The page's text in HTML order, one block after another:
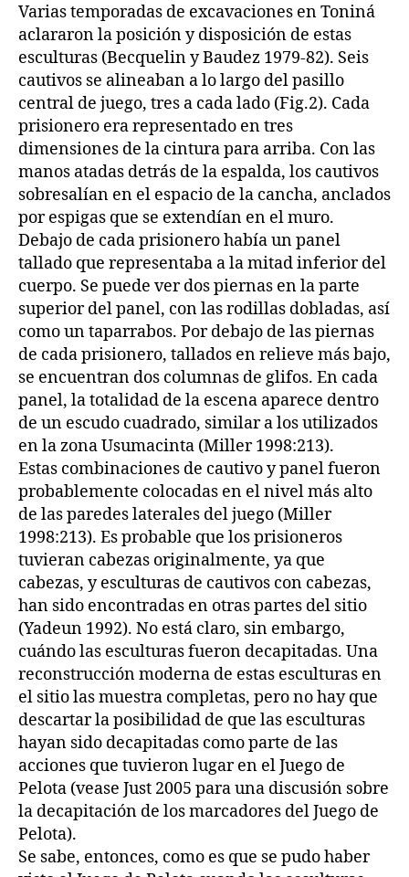
Varias temporadas de excavaciones en Toniná
aclararon la posición y disposición de estas
esculturas (Becquelin y Baudez 1979-82). Seis
cautivos se alineaban a lo largo del pasillo
central de juego, tres a cada lado (Fig.2). Cada
prisionero era representado en tres
dimensiones de la cintura para arriba. Con las
manos atadas detrás de la espalda, los cautivos
sobresalían en el espacio de la cancha, anclados
por espigas que se extendían en el muro.
Debajo de cada prisionero había un panel
tallado que representaba a la mitad inferior del
cuerpo. Se puede ver dos piernas en la parte
superior del panel, con las rodillas dobladas, así
como un taparrabos. Por debajo de las piernas
de cada prisionero, tallados en relieve más bajo,
se encuentran dos columnas de glifos. En cada
panel, la totalidad de la escena aparece dentro
de un escudo cuadrado, similar a los utilizados
en la zona Usumacinta (Miller 1998:213).
Estas combinaciones de cautivo y panel fueron
probablemente colocadas en el nivel más alto
de las paredes laterales del juego (Miller
1998:213). Es probable que los prisioneros
tuvieran cabezas originalmente, ya que
cabezas, y esculturas de cautivos con cabezas,
han sido encontradas en otras partes del sitio
(Yadeun 1992). No está claro, sin embargo,
cuándo las esculturas fueron decapitadas. Una
reconstrucción moderna de estas esculturas en
el sitio las muestra completas, pero no hay que
descartar la posibilidad de que las esculturas
hayan sido decapitadas como parte de las
acciones que tuvieron lugar en el Juego de
Pelota (vease Just 2005 para una discusión sobre
la decapitación de los marcadores del Juego de
Pelota).
Se sabe, entonces, como es que se pudo haber